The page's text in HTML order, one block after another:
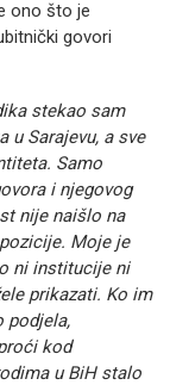
ono što je
govori
stekao sam
u Sarajevu, a sve
Samo
i njegovog
nije naišlo na
Moje je
ni institucije ni
prikazati. Ko im
podjela,
kod
u BiH stalo